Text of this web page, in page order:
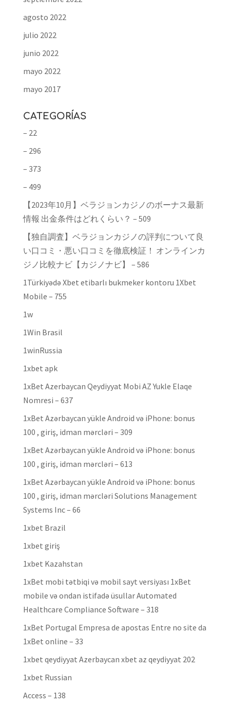
agosto 2022
julio 2022
junio 2022
mayo 2022
mayo 2017
CATEGORÍAS
– 22
– 296
– 373
– 499
【2023年10月】ベラジョンカジノのボーナス最新
情報 出金条件はどれくらい？ – 509
【独自調査】ベラジョンカジノの評判について良
い口コミ・悪い口コミを徹底検証！ オンラインカ
ジノ比較ナビ【カジノナビ】 – 586
1Türkiyədə Xbet etibarlı bukmeker kontoru 1Xbet
Mobile – 755
1w
1Win Brasil
1winRussia
1xbet apk
1xBet Azerbaycan Qeydiyyat Mobi AZ Yukle Elaqe
Nomresi – 637
1xBet Azərbaycan yükle Android və iPhone: bonus
100 , giriş, idman mərcləri – 309
1xBet Azərbaycan yükle Android və iPhone: bonus
100 , giriş, idman mərcləri – 613
1xBet Azərbaycan yükle Android və iPhone: bonus
100 , giriş, idman mərcləri Solutions Management
Systems Inc – 66
1xbet Brazil
1xbet giriş
1xbet Kazahstan
1xBet mobi tətbiqi və mobil sayt versiyası 1xBet
mobile və ondan istifadə üsullar Automated
Healthcare Compliance Software – 318
1xBet Portugal Empresa de apostas Entre no site da
1xBet online – 33
1xbet qeydiyyat Azerbaycan xbet az qeydiyyat 202
1xbet Russian
Access – 138